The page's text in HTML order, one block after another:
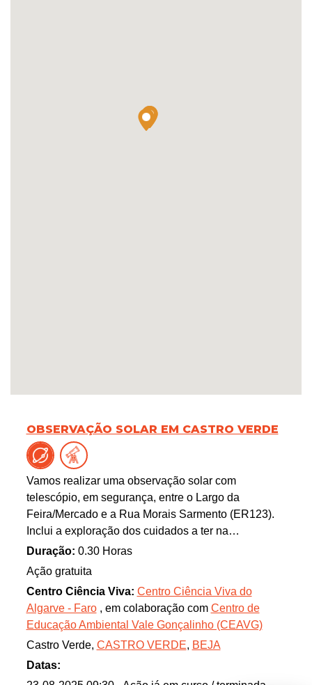
OBSERVAÇÃO SOLAR EM CASTRO VERDE
Vamos realizar uma observação solar com
telescópio, em segurança, entre o Largo da
Feira/Mercado e a Rua Morais Sarmento (ER123).
Inclui a exploração dos cuidados a ter na
observação da nossa estrela, e em longos períodos
de exposição ao sol.
Duração: 0.30 Horas
Ação gratuita
Centro Ciência Viva: Centro Ciência Viva do
Algarve - Faro, em colaboração com Centro de
Educação Ambiental Vale Gonçalinho (CEAVG)
Castro Verde, CASTRO VERDE, BEJA
Datas: